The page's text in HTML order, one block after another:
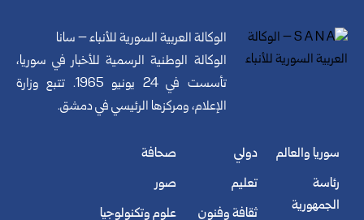
الوكالة العربية السورية للأنباء – سانا
الوكالة الوطنية الرسمية للأخبار في سوريا،
تأسست في 24 يونيو 1965. تتبع وزارة
الإعلام، ومركزها الرئيسي في دمشق.
سوريا والعالم
رئاسة
الجمهورية
دولي
تعليم
ثقافة وفنون
صحافة
صور
علوم وتكنولوجيا